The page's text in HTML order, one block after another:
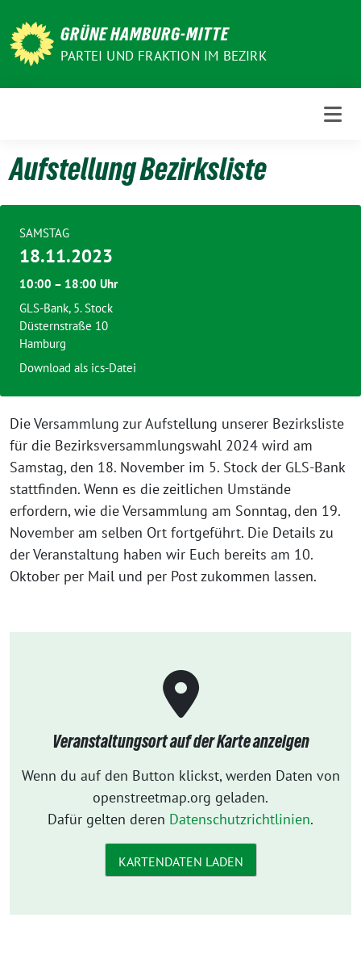
zum
Inhalt
GRÜNE HAMBURG-MITTE
PARTEI UND FRAKTION IM BEZIRK
Aufstellung Bezirksliste
Die Versammlung zur Aufstellung unserer Bezirksliste
für die Bezirksversammlungswahl 2024 wird am
Samstag, den 18. November im 5. Stock der GLS-Bank
stattfinden. Wenn es die zeitlichen Umstände
erfordern, wie die Versammlung am Sonntag, den 19.
November am selben Ort fortgeführt. Die Details zu
der Veranstaltung haben wir Euch bereits am 10.
Oktober per Mail und per Post zukommen lassen.
SAMSTAG
18.11.2023
10:00 – 18:00 Uhr
GLS-Bank, 5. Stock
Düsternstraße 10
Hamburg
Download als ics-Datei
Veranstaltungsort auf der Karte anzeigen
Wenn du auf den Button klickst, werden Daten von
openstreetmap.org geladen.
Dafür gelten deren Datenschutzrichtlinien.
KARTENDATEN LADEN